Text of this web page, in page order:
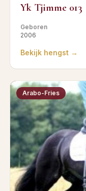
Yk Tjimme 013
Geboren
2006
Bekijk hengst →
Arabo-Fries